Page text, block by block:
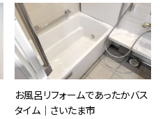
お風呂リフォームであったかバス
タイム｜さいたま市